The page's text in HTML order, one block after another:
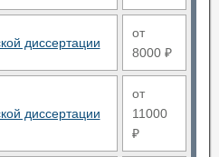
диссертации
от
8000 ₽
диссертации
от
11000
₽